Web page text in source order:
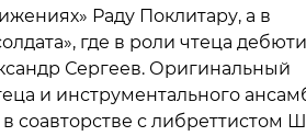
Раду Поклитару, а в
где в роли чтеца
Сергеев. Оригинальный
и инструментального
в соавторстве с либреттистом